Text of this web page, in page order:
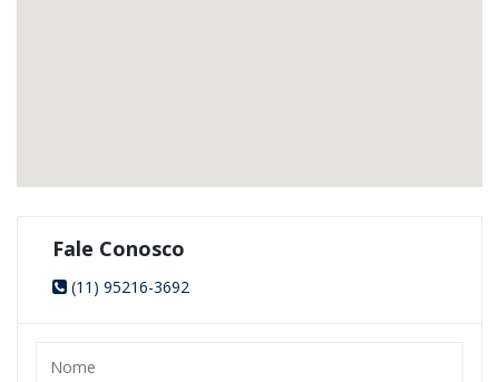
Fale Conosco
(11) 95216-3692